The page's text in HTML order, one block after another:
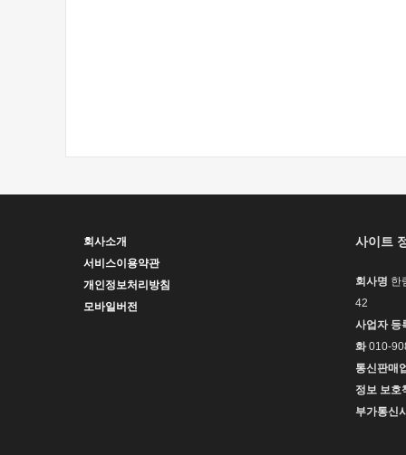
회사소개
서비스이용약관
개인정보처리방침
모바일버전
사이트
회사명 한
42
사업자 등
화010-
통신판매
정보 보호
부가통신